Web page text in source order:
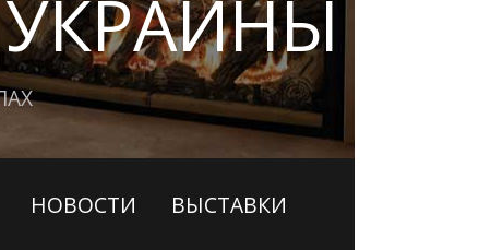
НОВОСТИ ВЫСТАВКИ